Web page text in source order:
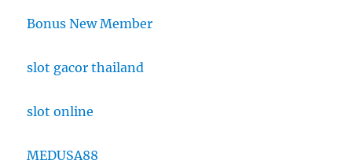
Bonus New Member
slot gacor thailand
slot online
MEDUSA88